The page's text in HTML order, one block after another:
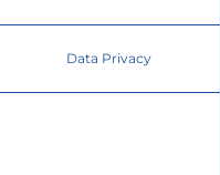
Data Privacy